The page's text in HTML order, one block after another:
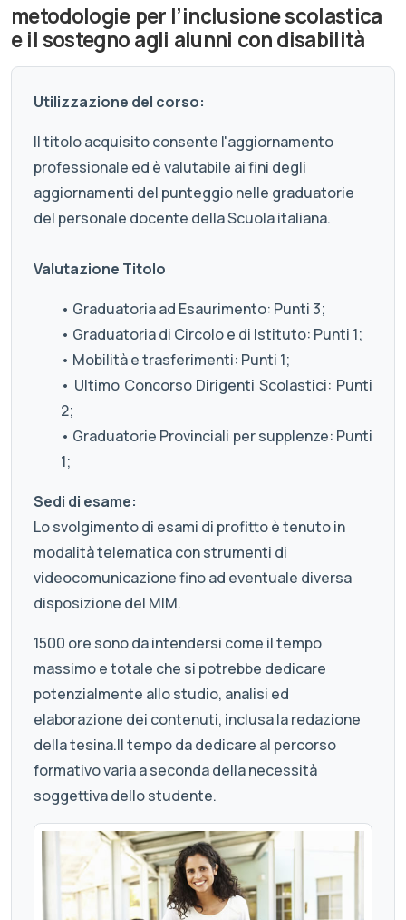
metodologie per l’inclusione scolastica
e il sostegno agli alunni con disabilità
Utilizzazione del corso:
Il titolo acquisito consente l'aggiornamento
professionale ed è valutabile ai fini degli
aggiornamenti del punteggio nelle graduatorie
del personale docente della Scuola italiana.
Valutazione Titolo
• Graduatoria ad Esaurimento: Punti 3;
• Graduatoria di Circolo e di Istituto: Punti 1;
• Mobilità e trasferimenti: Punti 1;
• Ultimo Concorso Dirigenti Scolastici: Punti
2;
• Graduatorie Provinciali per supplenze: Punti
1;
Sedi di esame:
Lo svolgimento di esami di profitto è tenuto in
modalità telematica con strumenti di
videocomunicazione fino ad eventuale diversa
disposizione del MIM.
1500 ore sono da intendersi come il tempo
massimo e totale che si potrebbe dedicare
potenzialmente allo studio, analisi ed
elaborazione dei contenuti, inclusa la redazione
della tesina.Il tempo da dedicare al percorso
formativo varia a seconda della necessità
soggettiva dello studente.